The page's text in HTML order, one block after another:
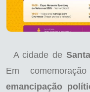
A cidade de
Em
emancipação